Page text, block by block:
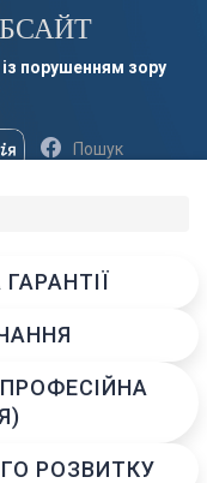
порушенням зору
РОЗВИТКУ